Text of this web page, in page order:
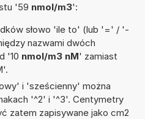
'59 nmol/m3':
słowo 'ile to' (lub '=' / '-
nazwami dwóch
'10 nmol/m3 nM' zamiast
i 'sześcienny' można
'^2' i '^3'. Centymetry
zatem zapisywane jako cm2